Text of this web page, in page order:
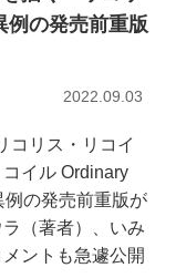
例の発売前重版
2022.09.03
コリス・リコイ
イル Ordinary
の発売前重版が
（著者）、いみ
ントも急遽公開